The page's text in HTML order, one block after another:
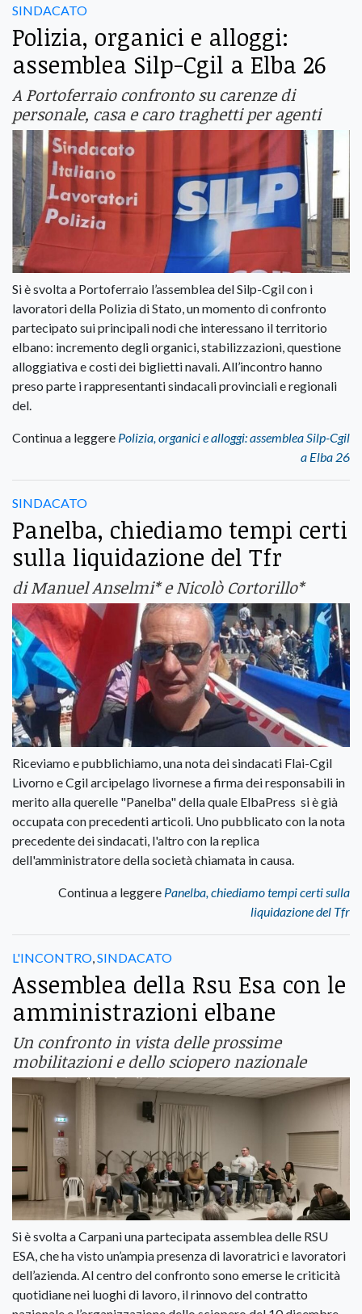
SINDACATO
Polizia, organici e alloggi:
assemblea Silp-Cgil a Elba 26
A Portoferraio confronto su carenze di
personale, casa e caro traghetti per agenti
Si è svolta a Portoferraio l’assemblea del Silp-Cgil con i
lavoratori della Polizia di Stato, un momento di confronto
partecipato sui principali nodi che interessano il territorio
elbano: incremento degli organici, stabilizzazioni, questione
alloggiativa e costi dei biglietti navali. All’incontro hanno
preso parte i rappresentanti sindacali provinciali e regionali
del.
Continua a leggere Polizia, organici e alloggi: assemblea Silp-Cgil
a Elba 26
SINDACATO
Panelba, chiediamo tempi certi
sulla liquidazione del Tfr
di Manuel Anselmi* e Nicolò Cortorillo*
Riceviamo e pubblichiamo, una nota dei sindacati Flai-Cgil
Livorno e Cgil arcipelago livornese a firma dei responsabili in
merito alla querelle "Panelba" della quale ElbaPress si è già
occupata con precedenti articoli. Uno pubblicato con la nota
precedente dei sindacati, l'altro con la replica
dell'amministratore della società chiamata in causa.
Continua a leggere Panelba, chiediamo tempi certi sulla
liquidazione del Tfr
L'INCONTRO SINDACATO
Assemblea della Rsu Esa con le
amministrazioni elbane
Un confronto in vista delle prossime
mobilitazioni e dello sciopero nazionale
Si è svolta a Carpani una partecipata assemblea delle RSU
ESA, che ha visto un’ampia presenza di lavoratrici e lavoratori
dell’azienda. Al centro del confronto sono emerse le criticità
quotidiane nei luoghi di lavoro, il rinnovo del contratto